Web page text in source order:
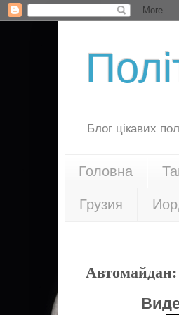
Блог цікавих
Головна
Грузия